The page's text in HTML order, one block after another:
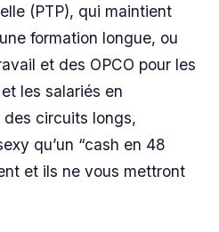
(PTP), qui maintient
formation longue, ou
et des OPCO pour les
les salariés en
circuits longs,
qu’un “cash en 48
et ils ne vous mettront